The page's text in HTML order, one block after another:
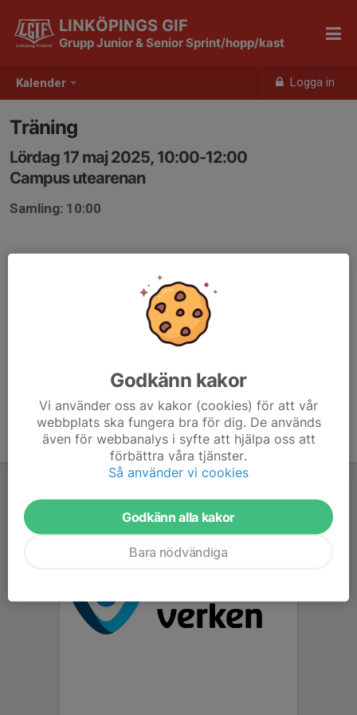
Kalender Logga in
LINKÖPINGS GIF
Grupp Junior & Senior Sprint/hopp/kast
Träning
Lördag 17 maj 2025, 10:00-12:00
Campus utearenan
Samling: 10:00
Godkänn kakor
Vi använder oss av kakor (cookies) för att vår
webbplats ska fungera bra för dig. De används
även för webbanalys i syfte att hjälpa oss att
förbättra våra tjänster.
Så använder vi cookies
Godkänn alla kakor
Bara nödvändiga